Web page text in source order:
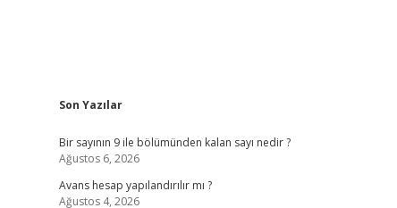
Sidebar
Son Yazılar
Bir sayının 9 ile bölümünden kalan sayı nedir ?
Ağustos 6, 2026
Avans hesap yapılandırılır mı ?
Ağustos 4, 2026